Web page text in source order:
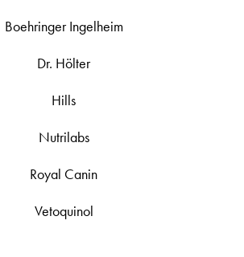
Boehringer Ingelheim
Dr. Hölter
Hills
Nutrilabs
Royal Canin
Vetoquinol